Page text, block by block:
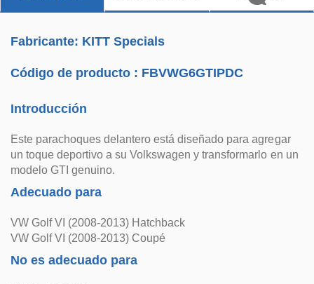
Fabricante: KITT Specials
Código de producto : FBVWG6GTIPDC
Introducción
Este parachoques delantero está diseñado para agregar
un toque deportivo a su Volkswagen y transformarlo en un
modelo GTI genuino.
Adecuado para
VW Golf VI (2008-2013) Hatchback
VW Golf VI (2008-2013) Coupé
No es adecuado para